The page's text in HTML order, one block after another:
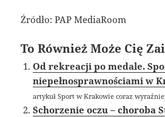
Źródło: PAP MediaRoom
To Również Może Cię
Od rekreacji po medale.
niepełnosprawnościami w
artykuł Sport w Krakowie coraz
Schorzenie oczu – choroba